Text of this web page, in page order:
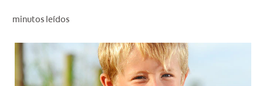
PROMOCIONES
minutos leídos